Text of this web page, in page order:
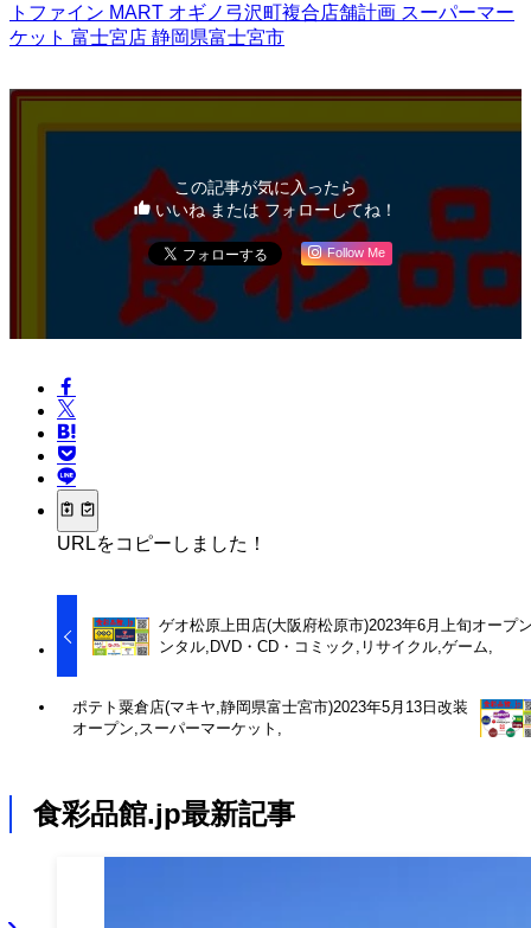
トファイン MART オギノ弓沢町複合店舗計画 スーパーマー
ケット 富士宮店 静岡県富士宮市
この記事が気に入ったら
いいね または フォローしてね！
Follow Me
URLをコピーしました！
ゲオ松原上田店(大阪府松原市)2023年6月上旬オープ
ンタル,DVD・CD・コミック,リサイクル,ゲーム,
ポテト粟倉店(マキヤ,静岡県富士宮市)2023年5月13日改装
オープン,スーパーマーケット,
食彩品館.jp最新記事